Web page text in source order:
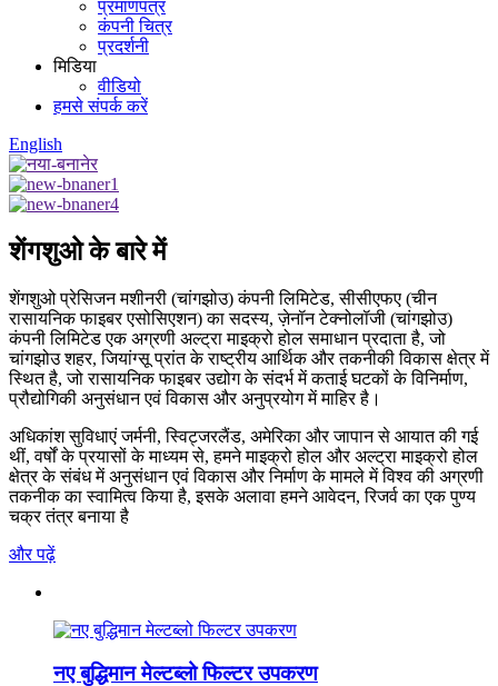
प्रमाणपत्र
कंपनी चित्र
प्रदर्शनी
मिडिया
वीडियो
हमसे संपर्क करें
English
शेंगशुओ के बारे में
शेंगशुओ प्रेसिजन मशीनरी (चांगझोउ) कंपनी लिमिटेड, सीसीएफए (चीन
रासायनिक फाइबर एसोसिएशन) का सदस्य, ज़ेनॉन टेक्नोलॉजी (चांगझोउ)
कंपनी लिमिटेड एक अग्रणी अल्ट्रा माइक्रो होल समाधान प्रदाता है, जो
चांगझोउ शहर, जियांग्सू प्रांत के राष्ट्रीय आर्थिक और तकनीकी विकास क्षेत्र में
स्थित है, जो रासायनिक फाइबर उद्योग के संदर्भ में कताई घटकों के विनिर्माण,
प्रौद्योगिकी अनुसंधान एवं विकास और अनुप्रयोग में माहिर है।
अधिकांश सुविधाएं जर्मनी, स्विट्जरलैंड, अमेरिका और जापान से आयात की गई
थीं, वर्षों के प्रयासों के माध्यम से, हमने माइक्रो होल और अल्ट्रा माइक्रो होल
क्षेत्र के संबंध में अनुसंधान एवं विकास और निर्माण के मामले में विश्व की अग्रणी
तकनीक का स्वामित्व किया है, इसके अलावा हमने आवेदन, रिजर्व का एक पुण्य
चक्र तंत्र बनाया है
और पढ़ें
नए बुद्धिमान मेल्टब्लो फिल्टर उपकरण